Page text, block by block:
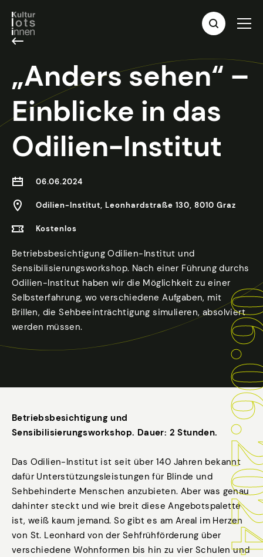
„Anders sehen“ –
Einblicke in das
Odilien-Institut
06.06.2024
Odilien-Institut, Leonhardstraße 130, 8010 Graz
Kostenlos
Betriebsbesichtigung Odilien-Institut und
Sensibilisierungsworkshop. Nach einer Führung durchs
Odilien-Institut haben wir die Möglichkeit zu einer
Selbsterfahrung, wo verschiedene Aufgaben, mit
Brillen, die Sehbeeinträchtigung simulieren, absolviert
werden müssen.
Betriebsbesichtigung und
Sensibilisierungsworkshop. Dauer: 2 Stunden.
Das Odilien-Institut ist seit über 140 Jahren bekannt
dafür Unterstützungsleistungen für Blinde und
Sehbehinderte Menschen anzubieten. Aber was genau
dahinter steckt und wie breit diese Angebotspalette
ist, weiß kaum jemand. So gibt es am Areal im Herzen
von St. Leonhard von der Sehfrühförderung über
verschiedene Wohnformen bis hin zu vier Schulen und